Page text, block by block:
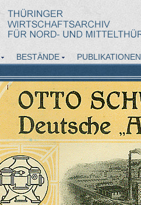
BESTÄNDE PUBLIKATIONEN